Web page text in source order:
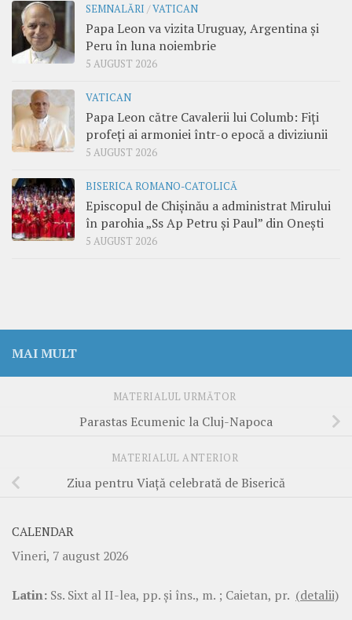
SEMNALĂRI /VATICAN
Papa Leon va vizita Uruguay, Argentina și
Peru în luna noiembrie
5 AUGUST 2026
VATICAN
Papa Leon către Cavalerii lui Columb: Fiți
profeți ai armoniei într-o epocă a diviziunii
5 AUGUST 2026
BISERICA ROMANO-CATOLICĂ
Episcopul de Chișinău a administrat Mirului
în parohia „Ss Ap Petru și Paul” din Onești
5 AUGUST 2026
MAI MULT
MATERIALUL URMĂTOR
Parastas Ecumenic la Cluj-Napoca
MATERIALUL ANTERIOR
Ziua pentru Viaţă celebrată de Biserică
CALENDAR
Vineri, 7 august 2026
Latin: Ss. Sixt al II-lea, pp. şi îns., m. ; Caietan, pr. (detalii)